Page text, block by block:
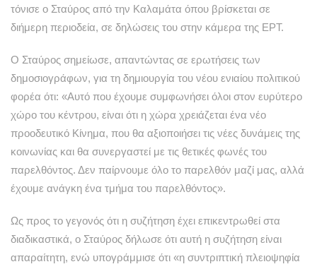
τόνισε ο Σταύρος από την Καλαμάτα όπου βρίσκεται σε
διήμερη περιοδεία, σε δηλώσεις του στην κάμερα της ΕΡΤ.
Ο Σταύρος σημείωσε, απαντώντας σε ερωτήσεις των
δημοσιογράφων, για τη δημιουργία του νέου ενιαίου πολιτικού
φορέα ότι: «Aυτό που έχουμε συμφωνήσει όλοι στον ευρύτερο
χώρο του κέντρου, είναι ότι η χώρα χρειάζεται ένα νέο
προοδευτικό Κίνημα, που θα αξιοποιήσει τις νέες δυνάμεις της
κοινωνίας και θα συνεργαστεί με τις θετικές φωνές του
παρελθόντος. Δεν παίρνουμε όλο το παρελθόν μαζί μας, αλλά
έχουμε ανάγκη ένα τμήμα του παρελθόντος».
Ως προς το γεγονός ότι η συζήτηση έχει επικεντρωθεί στα
διαδικαστικά, ο Σταύρος δήλωσε ότι αυτή η συζήτηση είναι
απαραίτητη, ενώ υπογράμμισε ότι «η συντριπτική πλειοψηφία